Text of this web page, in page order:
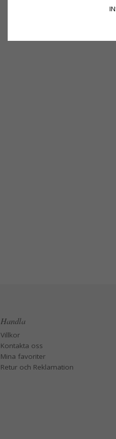
Handla
Villkor
Kontakta oss
Mina favoriter
Retur och Reklamation